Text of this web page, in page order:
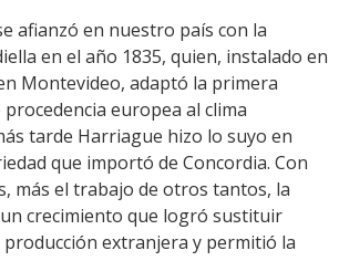
afianzó en nuestro país con la
en el año 1835, quien, instalado en
Montevideo, adaptó la primera
procedencia europea al clima
tarde Harriague hizo lo suyo en
que importó de Concordia. Con
más el trabajo de otros tantos, la
crecimiento que logró sustituir
extranjera y permitió la